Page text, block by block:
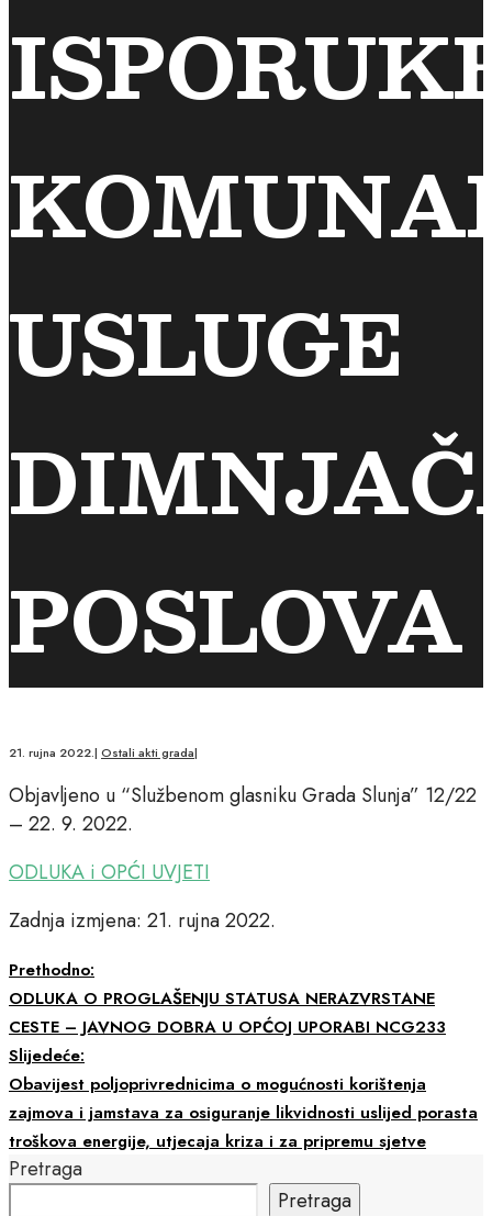
USLUGE
POSLOVA
21. rujna 2022.| Ostali akti grada|
Objavljeno u “Službenom glasniku Grada Slunja” 12/22
– 22. 9. 2022.
ODLUKA i OPĆI UVJETI
Zadnja izmjena: 21. rujna 2022.
Prethodno:
ODLUKA O PROGLAŠENJU STATUSA NERAZVRSTANE
CESTE – JAVNOG DOBRA U OPĆOJ UPORABI NCG233
Slijedeće:
Obavijest poljoprivrednicima o mogućnosti korištenja
zajmova i jamstava za osiguranje likvidnosti uslijed porasta
troškova energije, utjecaja kriza i za pripremu sjetve
Pretraga
Pretraga